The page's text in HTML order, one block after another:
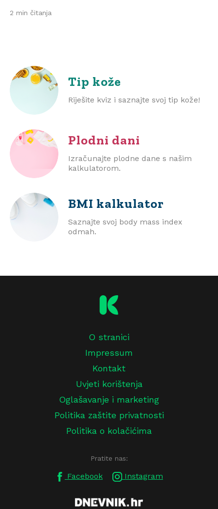
2 min čitanja
Tip kože
Riješite kviz i saznajte svoj tip kože!
Plodni dani
Izračunajte plodne dane s našim
kalkulatorom.
BMI kalkulator
Saznajte svoj body mass index
odmah.
O stranici
Impressum
Kontakt
Uvjeti korištenja
Oglašavanje i marketing
Politika zaštite privatnosti
Politika o kolačićima
Pratite nas:
Facebook Instagram